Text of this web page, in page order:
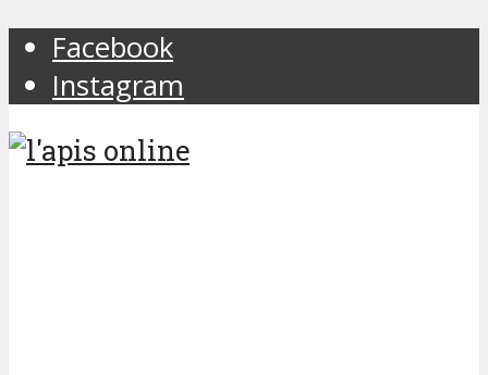
Facebook
Instagram